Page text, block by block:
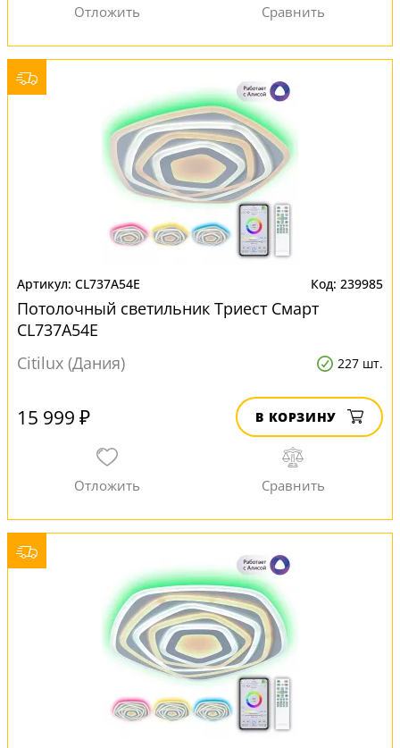
CL737A54E 239985
Потолочный светильник Триест Смарт
CL737A54E
Citilux (Дания)
227 шт.
15 999 ₽ В КОРЗИНУ